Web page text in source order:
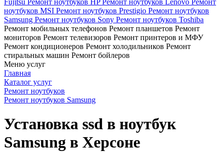
Fujitsu Ремонт ноутбуков HPРемонт ноутбуков Lenovo Ремонт
ноутбуков MSI Ремонт ноутбуков Prestigio Ремонт ноутбуков
Samsung Ремонт ноутбуков Sony Ремонт ноутбуков Toshiba
Ремонт мобильных телефонов Ремонт планшетов Ремонт
мониторов Ремонт телевизоров Ремонт принтеров и МФУ
Ремонт кондиционеров Ремонт холодильников Ремонт
стиральных машин Ремонт бойлеров
Меню услуг
Главная
Каталог услуг
Ремонт ноутбуков
Ремонт ноутбуков Samsung
Установка ssd в ноутбук
Samsung в Херсоне